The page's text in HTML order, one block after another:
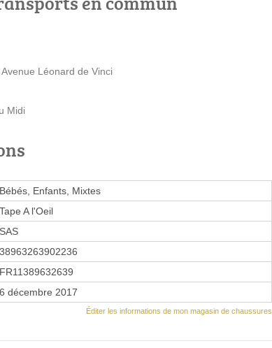
Léonard de Vinci
Midi
Bébés, Enfants, Mixtes
Tape A l'Oeil
SAS
38963263902236
FR11389632639
6 décembre 2017
Éditer les informations de mon magasin de chaussures